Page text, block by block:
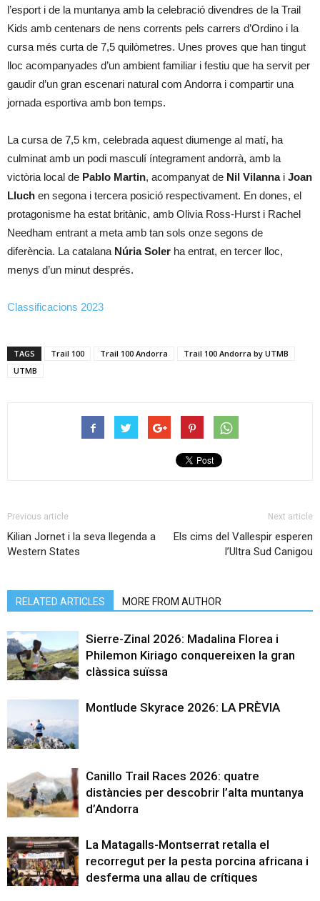
l’esport i de la muntanya amb la celebració divendres de la Trail
Kids amb centenars de nens corrents pels carrers d’Ordino i la
cursa més curta de 7,5 quilòmetres. Unes proves que han tingut
lloc acompanyades d’un ambient familiar i festiu que ha servit per
gaudir d’un gran escenari natural com Andorra i compartir una
jornada esportiva amb bon temps.
La cursa de 7,5 km, celebrada aquest diumenge al matí, ha
culminat amb un podi masculí íntegrament andorrà, amb la
victòria local de Pablo Martin, acompanyat de Nil Vilannai Joan
Lluch en segona i tercera posició respectivament. En dones, el
protagonisme ha estat britànic, amb Olivia Ross-Hurst i Rachel
Needham entrant a meta amb tan sols onze segons de
diferència. La catalana Núria Soler ha entrat, en tercer lloc,
menys d’un minut després.
Classificacions 2023
TAGS Trail 100 Trail 100 Andorra
Trail 100 Andorra by UTMB
UTMB
Previous article
Kilian Jornet i la seva llegenda a
Western States
Next article
Els cims del Vallespir esperen
l’Ultra Sud Canigou
RELATED ARTICLES MORE FROM AUTHOR
Sierre-Zinal 2026: Madalina Florea i
Philemon Kiriago conquereixen la gran
clàssica suïssa
Montlude Skyrace 2026: LA PRÈVIA
Canillo Trail Races 2026: quatre
distàncies per descobrir l’alta muntanya
d’Andorra
La Matagalls-Montserrat retalla el
recorregut per la pesta porcina africana i
desferma una allau de crítiques